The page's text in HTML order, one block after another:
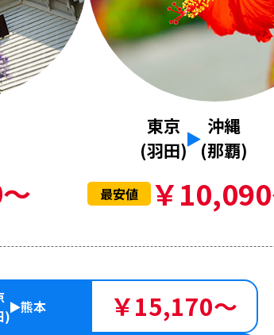
東京
(羽田)
沖縄
(那覇)
最安値 ￥
) 熊本 ￥15,170～